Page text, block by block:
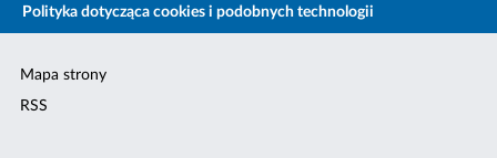
Polityka dotycząca cookies i podobnych technologii
Mapa strony
RSS